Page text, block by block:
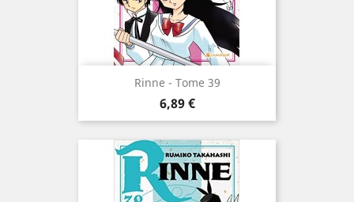
Rinne - Tome 39
Prix
6,89 €